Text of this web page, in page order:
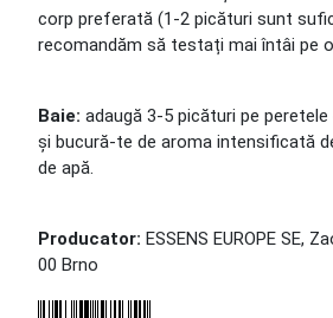
corp preferată (1-2 picături sunt
recomandăm să testați mai întâi pe
Baie: adaugă 3-5 picături pe
și bucură-te de aroma intensificată
de apă.
Producator: ESSENS EUROPE SE,
00 Brno